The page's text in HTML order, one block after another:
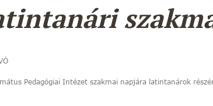
Pedagógiai Intézet szakmai napjára latintanárok